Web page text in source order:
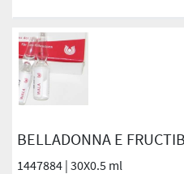
BELLADONNA E
1447884 | 30X0.5 ml